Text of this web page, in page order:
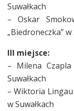
Suwałkach
– Oskar
„Biedroneczka” w
III miejsce:
– Milena
Suwałkach
– Wiktoria
w Suwałkach